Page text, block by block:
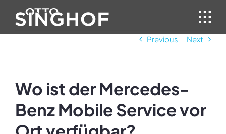
content
Previous
Next
Wo ist der Mercedes-
Benz Mobile Service vor